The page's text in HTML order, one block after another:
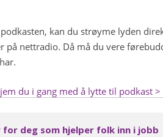
kan du strøyme lyden
på nettradio. Då må du vere
du i gang med å lytte til podkast >
deg som hjelper folk inn i jobb